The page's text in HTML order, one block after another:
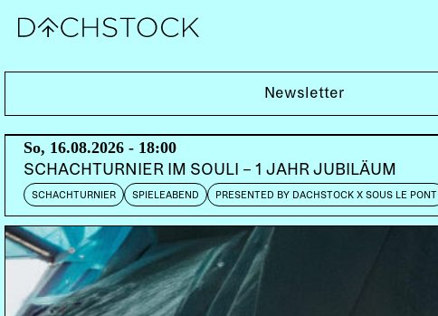
Newsletter
So, 16.08.2026 - 18:00
SCHACHTURNIER IM SOULI – 1 JAHR JUBILÄUM
SCHACHTURNIER SPIELEABEND PRESENTED BY DACHSTOCK X SOUS LE PONT